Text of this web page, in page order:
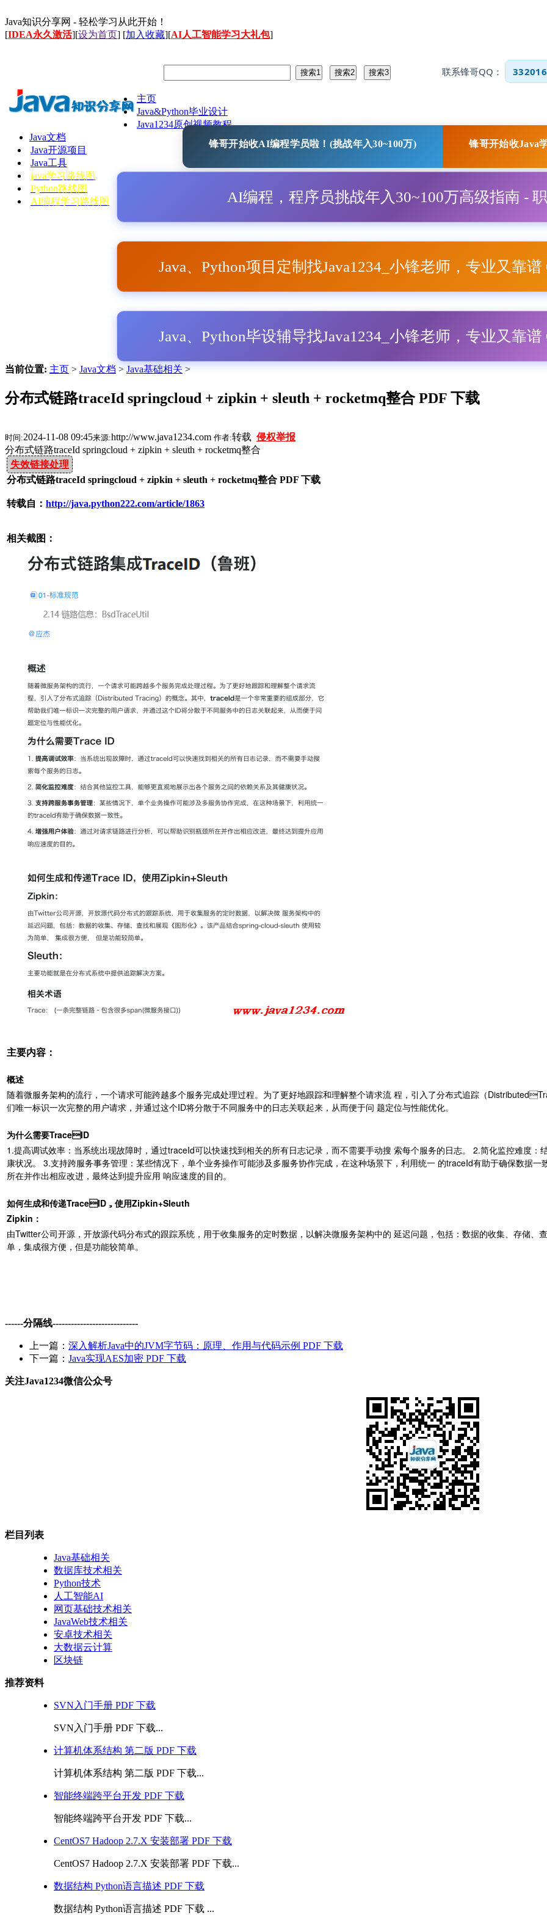
Java知识分享网 - 轻松学习从此开始！
[IDEA永久激活][设为首页] [加入收藏][AI人工智能学习大礼包]
联系锋哥QQ：
主页
Java&Python毕业设计
Java1234原创视频教程
Java文档
Java开源项目
Java工具
java学习路线图
Python路线图
AI编程学习路线图
锋哥开始收AI编程学员啦！(挑战年入30~100万) 锋哥开始收Java
AI编程，程序员挑战年入30~100万高级指南 -
Java、Python项目定制找Java1234_小锋老师，专业又靠谱
Java、Python毕设辅导找Java1234_小锋老师，专业又靠谱
当前位置: 主页 > Java文档 > Java基础相关 >
分布式链路traceId springcloud + zipkin + sleuth + rocketmq整合 PDF 下载
时间:2024-11-08 09:45来源:http://www.java1234.com 作者:转载 侵权举报
分布式链路traceId springcloud + zipkin + sleuth + rocketmq整合
失效链接处理
分布式链路traceId springcloud + zipkin + sleuth + rocketmq整合 PDF 下载
转载自： http://java.python222.com/article/1863
相关截图：
主要内容：
概述
随着微服务架构的流⾏，⼀个请求可能跨越多个服务完成处理过程。为了更好地跟踪和理解整个请求流 程，引⼊了分布式追踪（
们唯⼀标识⼀次完整的⽤户请求，并通过这个ID将分散于不同服务中的⽇志关联起来，从⽽便于问 题定位与性能优化。
为什么需要TraceID
1.提⾼调试效率：当系统出现故障时，通过traceId可以快速找到相关的所有⽇志记录，⽽不需要⼿动搜 索每个服务的⽇志。 2.简化监控难度
康状况。 3.⽀持跨服务事务管理：某些情况下，单个业务操作可能涉及多服务协作完成，在这种场景下，利⽤统⼀ 的traceId有助于确保数据
所在并作出相应改进，最终达到提升应⽤ 响应速度的⽬的。
如何⽣成和传递TraceID，使⽤Zipkin+Sleuth
Zipkin：
由Twitter公司开源，开放源代码分布式的跟踪系统，⽤于收集服务的定时数据，以解决微服务架构中的 延迟问题，包括：数据的收集、存储
单，集成很⽅便，但是功能较简单。
------分隔线----------------------------
上一篇： 深入解析Java中的JVM字节码：原理、作用与代码示例 PDF 下载
下一篇： Java实现AES加密 PDF 下载
关注Java1234微信公众号
栏目列表
Java基础相关
数据库技术相关
Python技术
人工智能AI
网页基础技术相关
JavaWeb技术相关
安卓技术相关
大数据云计算
区块链
推荐资料
SVN入门手册 PDF 下载
SVN入门手册 PDF 下载...
计算机体系结构 第二版 PDF 下载
计算机体系结构 第二版 PDF 下载...
智能终端跨平台开发 PDF 下载
智能终端跨平台开发 PDF 下载...
CentOS7 Hadoop 2.7.X 安装部署 PDF 下载
CentOS7 Hadoop 2.7.X 安装部署 PDF 下载...
数据结构 Python语言描述 PDF 下载
数据结构 Python语言描述 PDF 下载 ...